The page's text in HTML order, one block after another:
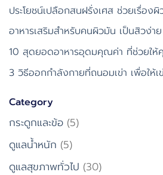
ประโยชน์เปลือกสนฝรั่งเศส ช่วยเรื่อง
อาหารเสริมสำหรับคนผิวมัน เป็นสิวง่าย
10 สุดยอดอาหารอุดมคุณค่า ที่ช่วยใ
3 วิธีออกกำลังกายที่ถนอมเข่า เพื่อให้เ
Category
กระดูกและข้อ (5)
ดูแลน้ำหนัก (5)
ดูแลสุขภาพทั่วไป (30)